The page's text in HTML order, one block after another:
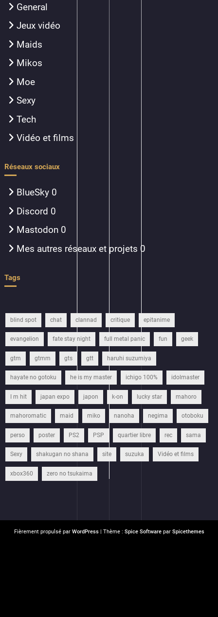
General
Jeux vidéo
Maids
Mikos
Moe
Sexy
Tech
Vidéo et films
Réseaux sociaux
BlueSky 0
Discord 0
Mastodon 0
Mes autres réseaux et projets 0
Tags
blind spot chat clannad critique epitanime
evangelion fate stay night full metal panic fun geek
gtm gtmm gts gtt haruhi suzumiya
hayate no gotoku he is my master ichigo 100% idolmaster
I m hit japan expo japon k-on lucky star mahoro
mahoromatic maid miko nanoha negima otoboku
perso poster PS2 PSP quartier libre rec sama
Sexy shakugan no shana site suzuka Vidéo et films
xbox360 zero no tsukaima
Fièrement propulsé par WordPress| Thème : Spice Softwarepar Spicethemes